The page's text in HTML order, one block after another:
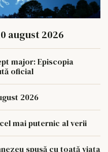
august 2026
major: Episcopia
oficial
2026
mai puternic al verii
spusă cu toată viața